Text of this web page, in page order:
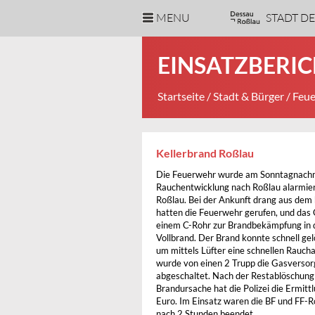
MENU STADT
Startseite /Stadt & Bürger /
Kellerbrand Roßlau
Die Feuerwehr wurde am
Rauchentwicklung nach Roßlau
Roßlau. Bei der Ankunft drang aus
hatten die Feuerwehr gerufen, und
einem C-Rohr zur Brandbekämpfung
Vollbrand. Der Brand konnte schnell
um mittels Lüfter eine schnellen
wurde von einen 2 Trupp die
abgeschaltet. Nach der
Brandursache hat die Polizei die
Euro. Im Einsatz waren die BF und